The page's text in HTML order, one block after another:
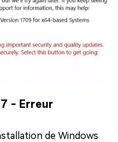
- Erreur
de Windows